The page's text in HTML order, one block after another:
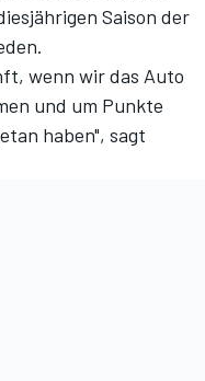
Saison der
wenn wir das Auto
und um Punkte
haben", sagt